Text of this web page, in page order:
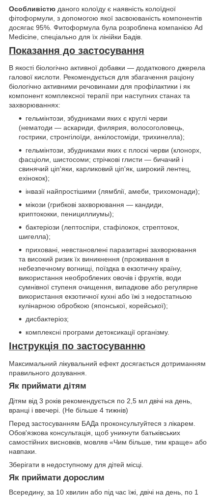
Особливістю даного колоїду є наявність колоїдної
фітоформули, з допомогою якої засвоюваність компонентів
досягає 95%. Фитоформула була розроблена компанією Ad
Medicine, спеціально для їх лінійки Бадів.
Показання до застосування
В якості біологічно активної добавки — додаткового джерела
галової кислоти. Рекомендується для збагачення раціону
біологічно активними речовинами для профілактики і як
компонент комплексної терапії при наступних станах та
захворюваннях:
гельмінтози, збудниками яких є круглі черви
(нематоди — аскариди, филярия, волосоголовець,
гострики, стронгілоїди, анкілостоміди, трихинелла);
гельмінтози, збудниками яких є плоскі черви (клонорх,
фасціоли, шистосоми; стрічкові глисти — бичачий і
свинячий ціп'яки, карликовий ціп'як, широкий лентец,
ехінокок);
інвазії найпростішими (лямблії, амеби, трихомонади);
мікози (грибкові захворювання — кандиди,
криптококки, пенициллиумы);
бактеріози (лептоспіри, стафілокок, стрептокок,
шигелла);
приховані, невстановлені паразитарні захворювання
та високий ризик їх виникнення (проживання в
небезпечному вогнищі, поїздка в екзотичну країну,
використання необроблених овочів і фруктів, води
сумнівної ступеня очищення, випадкове або регулярне
використання екзотичної кухні або їжі з недостатньою
кулінарною обробкою (японської, корейської);
дисбактеріоз;
комплексні програми детоксикації організму.
Інструкція по застосуванню
Максимальний лікувальний ефект досягається дотриманням
правильного дозування.
Як приймати дітям
Дітям від 3 років рекомендується по 2,5 мл двічі на день,
вранці і ввечері. (Не більше 4 тижнів)
Перед застосуванням БАДа проконсультуйтеся з лікарем.
Обов'язкова консультація, щоб уникнути батьківських
самостійних висновків, мовляв «Чим більше, тим краще» або
навпаки.
Зберігати в недоступному для дітей місці.
Як приймати дорослим
Всередину, за 10 хвилин або під час їжі, двічі на день, по 1